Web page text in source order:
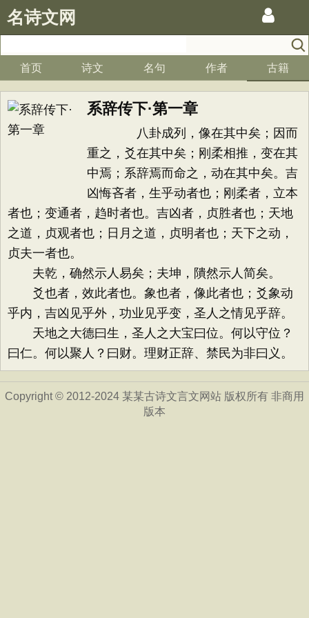
名诗文网
首页 诗文 名句 作者 古籍
系辞传下·第一章
八卦成列，像在其中矣；因而
重之，爻在其中矣；刚柔相推，变在其
中焉；系辞焉而命之，动在其中矣。吉
凶悔吝者，生乎动者也；刚柔者，立本
者也；变通者，趋时者也。吉凶者，贞胜者也；天地
之道，贞观者也；日月之道，贞明者也；天下之动，
贞夫一者也。
夫乾，确然示人易矣；夫坤，隤然示人简矣。
爻也者，效此者也。象也者，像此者也；爻象动
乎内，吉凶见乎外，功业见乎变，圣人之情见乎辞。
天地之大德曰生，圣人之大宝曰位。何以守位？
曰仁。何以聚人？曰财。理财正辞、禁民为非曰义。
Copyright © 2012-2024 某某古诗文言文网站 版权所有 非商用
版本